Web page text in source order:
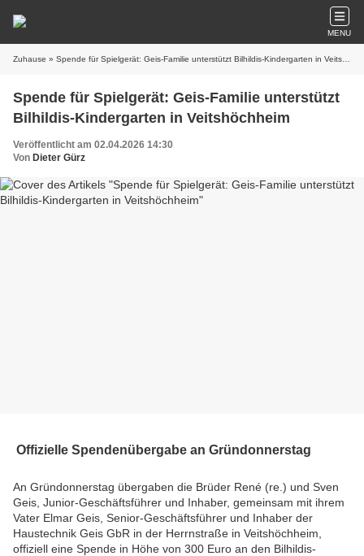
MENU
Zuhause » Spende für Spielgerät: Geis-Familie unterstützt Bilhildis-Kindergarten in Veitshöchheim
Spende für Spielgerät: Geis-Familie unterstützt
Bilhildis-Kindergarten in Veitshöchheim
Veröffentlicht am 02.04.2026 14:30
Von Dieter Gürz
Offizielle Spendenübergabe an Gründonnerstag
An Gründonnerstag übergaben die Brüder René (re.) und Sven
Geis, Junior-Geschäftsführer und Inhaber, gemeinsam mit ihrem
Vater Elmar Geis, Senior-Geschäftsführer und Inhaber der
Haustechnik Geis GbR in der Herrnstraße in Veitshöchheim,
offiziell eine Spende in Höhe von 300 Euro an den Bilhildis-